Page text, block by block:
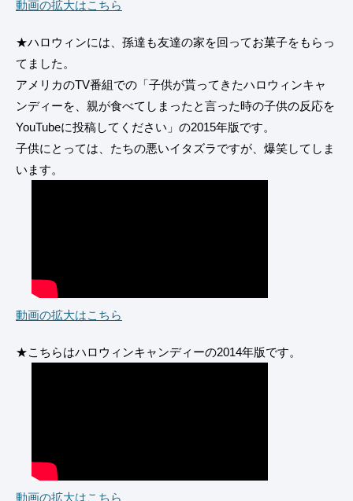
動画の拡大はこちら
★ハロウィンには、孫達も友達の家を回ってお菓子をもらっ
てました。
アメリカのTV番組での「子供が貰ってきたハロウィンキャ
ンディーを、親が食べてしまったと言った時の子供の反応を
YouTubeに投稿してください」の2015年版です。
子供にとっては、たちの悪いイタズラですが、爆笑してしま
います。
動画の拡大はこちら
★こちらはハロウィンキャンディーの2014年版です。
動画の拡大はこちら